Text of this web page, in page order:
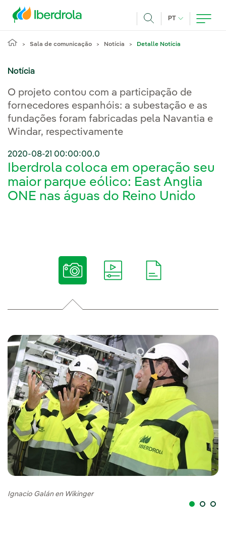
PT IDIOMA ATUAL,
Sala de comunicação Notícia Detalle Notícia
Notícia
O projeto contou com a participação de
fornecedores espanhóis: a subestação e as
fundações foram fabricadas pela Navantia e
Windar, respectivamente
2020-08-21 00:00:00.0
Iberdrola coloca em operação seu
maior parque eólico: East Anglia
ONE nas águas do Reino Unido
Ignacio Galán en Wikinger